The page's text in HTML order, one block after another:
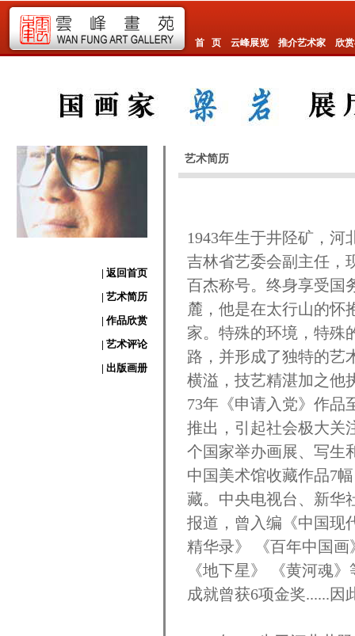
首 页 云峰展览 推介艺术家 欣
| 返回首页
| 艺术简历
| 作品欣赏
| 艺术评论
| 出版画册
艺术简历
1943年生于井陉矿，
吉林省艺委会副主任，
百杰称号。终身享受国
麓，他是在太行山的怀
家。特殊的环境，特殊
路，并形成了独特的艺
横溢，技艺精湛加之他
73年《申请入党》作品
推出，引起社会极大关
个国家举办画展、写生
中国美术馆收藏作品7
藏。中央电视台、新华
报道，曾入编《中国现
精华录》 《百年中国
《地下星》 《黄河魂
成就曾获6项金奖......